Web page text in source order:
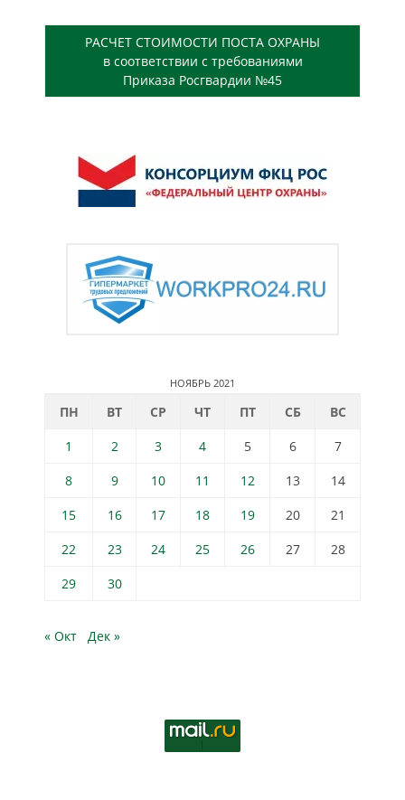
РАСЧЕТ СТОИМОСТИ ПОСТА ОХРАНЫ
в соответствии с требованиями
Приказа Росгвардии №45
НОЯБРЬ 2021
ПН ВТ СР ЧТ ПТ СБ
ВС
1
2 3 4 5 6
7
8
9 10 11 12 13
14
15
16 17 18 19 20
21
22
23 24 25 26 27
28
29
30
« Окт Дек »